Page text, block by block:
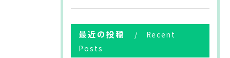
最近の投稿
Recent
Posts